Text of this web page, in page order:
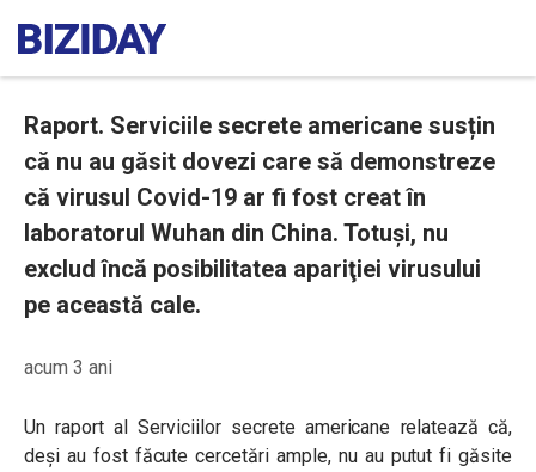
Raport. Serviciile secrete americane susțin
că nu au găsit dovezi care să demonstreze
că virusul Covid-19 ar fi fost creat în
laboratorul Wuhan din China. Totuși, nu
exclud încă posibilitatea apariţiei virusului
pe această cale.
acum 3 ani
Un raport al Serviciilor secrete americane relatează că,
deși au fost făcute cercetări ample, nu au putut fi găsite